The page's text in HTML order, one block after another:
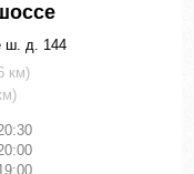
ш. д. 144
км)